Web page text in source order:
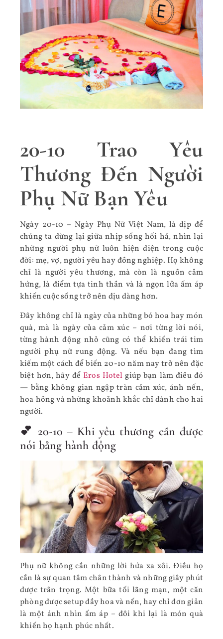
20-10 Trao Yêu
Thương Đến Người
Phụ Nữ Bạn Yêu
Ngày 20-10 – Ngày Phụ Nữ Việt Nam, là dịp để
chúng ta dừng lại giữa nhịp sống hối hả, nhìn lại
những người phụ nữ luôn hiện diện trong cuộc
đời: mẹ, vợ, người yêu hay đồng nghiệp. Họ không
chỉ là người yêu thương, mà còn là nguồn cảm
hứng, là điểm tựa tinh thần và là ngọn lửa ấm áp
khiến cuộc sống trở nên dịu dàng hơn.
Đây không chỉ là ngày của những bó hoa hay món
quà, mà là ngày của cảm xúc – nơi từng lời nói,
từng hành động nhỏ cũng có thể khiến trái tim
người phụ nữ rung động. Và nếu bạn đang tìm
kiếm một cách để biến 20-10 năm nay trở nên đặc
biệt hơn, hãy để Eros Hotel giúp bạn làm điều đó
— bằng không gian ngập tràn cảm xúc, ánh nến,
hoa hồng và những khoảnh khắc chỉ dành cho hai
người.
💕 20-10 – Khi yêu thương cần được
nói bằng hành động
Phụ nữ không cần những lời hứa xa xôi. Điều họ
cần là sự quan tâm chân thành và những giây phút
được trân trọng. Một bữa tối lãng mạn, một căn
phòng được setup đầy hoa và nến, hay chỉ đơn giản
là một ánh nhìn ấm áp – đôi khi lại là món quà
khiến họ hạnh phúc nhất.